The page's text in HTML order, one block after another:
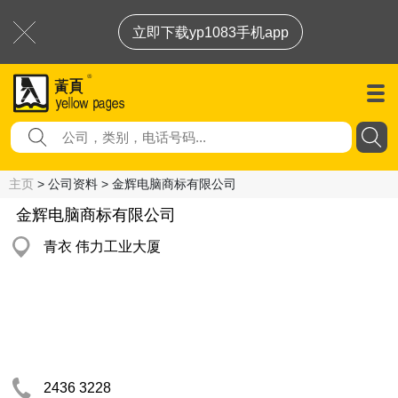
立即下载yp1083手机app
主页 > 公司资料 > 金辉电脑商标有限公司
金辉电脑商标有限公司
青衣 伟力工业大厦
2436 3228